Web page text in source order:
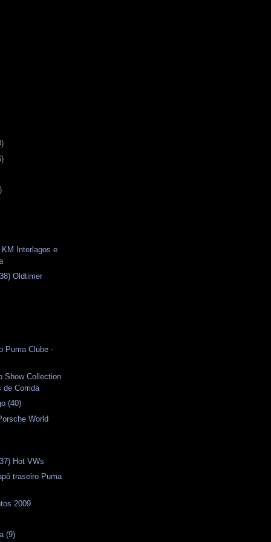
Interlagos e
Oldtimer
Puma Clube -
Show Collection
de Corrida
(40)
World
Hot VWs
traseiro Puma
2009
(9)